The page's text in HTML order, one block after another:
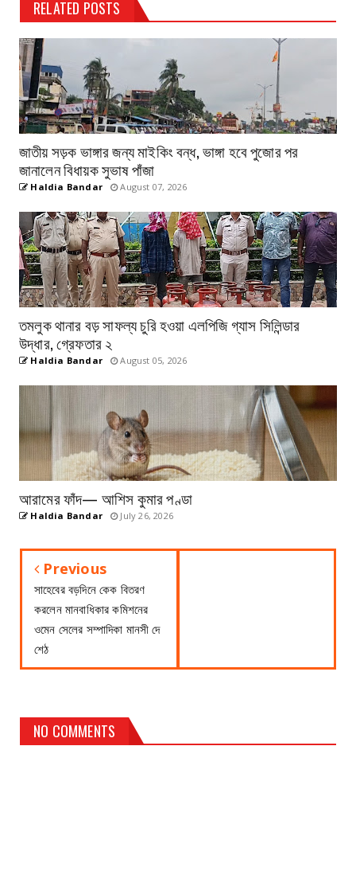
RELATED POSTS
জাতীয় সড়ক ভাঙ্গার জন্য মাইকিং বন্ধ, ভাঙ্গা হবে পুজোর পর
জানালেন বিধায়ক সুভাষ পাঁজা
Haldia Bandar August 07, 2026
তমলুক থানার বড় সাফল্য চুরি হওয়া এলপিজি গ্যাস সিলিন্ডার
উদ্ধার, গ্রেফতার ২
Haldia Bandar August 05, 2026
আরামের ফাঁদ— আশিস কুমার পণ্ডা
Haldia Bandar July 26, 2026
Previous
সাহেবের বড়দিনে কেক বিতরণ
করলেন মানবাধিকার কমিশনের
ওমেন সেলের সম্পাদিকা মানসী দে
শেঠ
NO COMMENTS